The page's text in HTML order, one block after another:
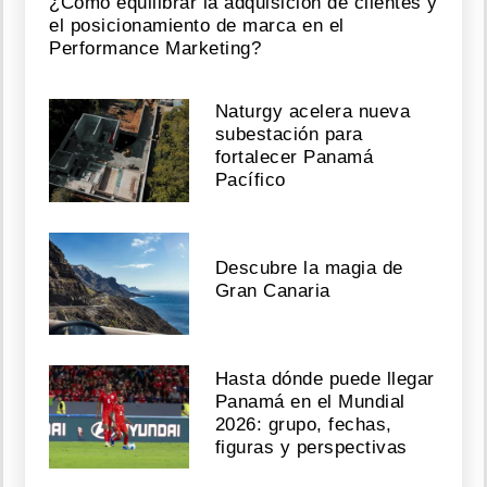
la
AIG
seguirá
mientras
avanza
investigación
Agosto
06,
2026
Operación
"Caballo
Troya"
desarticula
presunta
red
de
el posicionamiento de marca en el
Performance Marketing?
Naturgy acelera nueva
subestación para
fortalecer Panamá
Pacífico
Descubre la magia de
Gran Canaria
Hasta dónde puede llegar
Panamá en el Mundial
2026: grupo, fechas,
figuras y perspectivas